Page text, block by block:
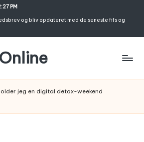
PM
og bliv opdateret med de seneste fifs og
jeg en digital detox-weekend